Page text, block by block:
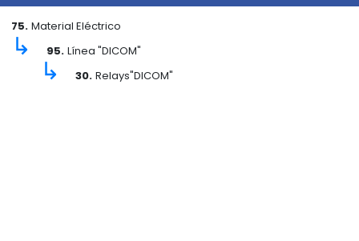
75. Material Eléctrico
↳ 95. Línea "DICOM"
↳ 30. Relays"DICOM"